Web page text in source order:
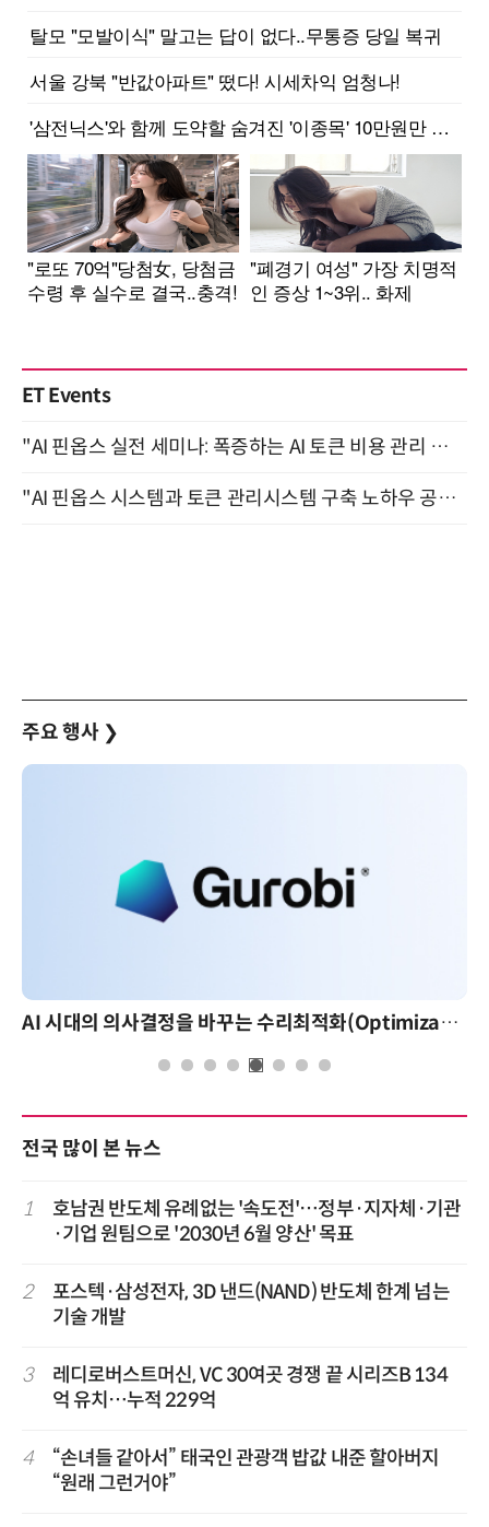
ET Events
"AI 핀옵스 실전 세미나: 폭증하는 AI 토큰 비용 관리 전략" 8월 21일 개최
"AI 핀옵스 시스템과 토큰 관리시스템 구축 노하우 공개" 잠실 한국광고문화회관 2층 대회의실 (8/21)
주요 행사 ❯
AI 시대의 의사결정을 바꾸는 수리최적화(Optimization): 실제 산업 적용 사례와 활용 전략
전국 많이 본 뉴스
1
호남권 반도체 유례없는 '속도전'…정부·지자체·기관
·기업 원팀으로 '2030년 6월 양산' 목표
2
포스텍·삼성전자, 3D 낸드(NAND) 반도체 한계 넘는
기술 개발
3
레디로버스트머신, VC 30여곳 경쟁 끝 시리즈B 134
억 유치…누적 229억
4
“손녀들 같아서” 태국인 관광객 밥값 내준 할아버지
“원래 그런거야”